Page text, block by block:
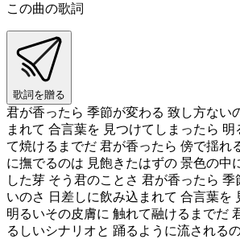
この曲の歌詞
歌詞を贈る
君が香ったら 季節が変わる 致し方ない
まれて 合言葉を 見つけてしまったら
て焼けるまでだ 君が香ったら 傍で揺れ
に撫でるのは 見飽きたはずの 景色の中
した芽 そう君のことさ 君が香ったら
いのさ 日差しに飲み込まれて 合言葉を
明るいその皮膚に 触れて融けるまでだ
るしいシナリオと 踊るように流される